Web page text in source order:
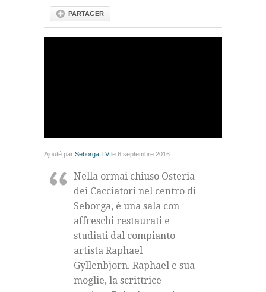
PARTAGER
Ajouté par Seborga.TV le 6 septembre 2016
Nella ormai chiuso Osteria
dei Cacciatori nel centro di
Seborga, è una sala con
affreschi restaurati e
studiati dal compianto
artista Raphael
Gyllenbjorn. Raphael e sua
moglie, la scrittrice